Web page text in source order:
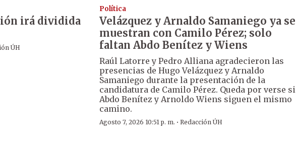
irá dividida
ÚH
Política
Velázquez y Arnaldo Samaniego ya se
muestran con Camilo Pérez; solo
faltan Abdo Benítez y Wiens
Raúl Latorre y Pedro Alliana agradecieron las
presencias de Hugo Velázquez y Arnaldo
Samaniego durante la presentación de la
candidatura de Camilo Pérez. Queda por verse si
Abdo Benítez y Arnoldo Wiens siguen el mismo
camino.
Agosto 7, 2026 10:51 p. m. ·Redacción ÚH